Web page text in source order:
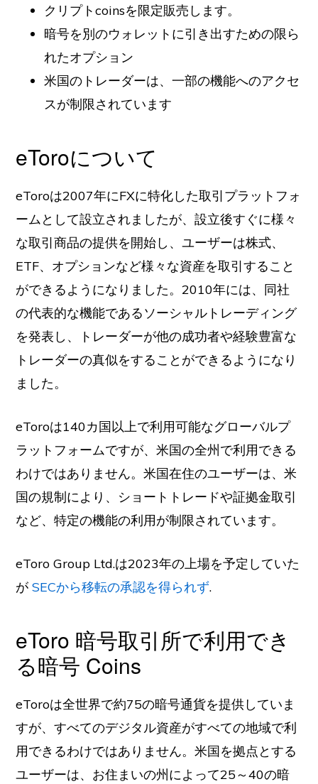
クリプトcoinsを限定販売します。
暗号を別のウォレットに引き出すための限ら
れたオプション
米国のトレーダーは、一部の機能へのアクセ
スが制限されています
eToroについて
eToroは2007年にFXに特化した取引プラットフォ
ームとして設立されましたが、設立後すぐに様々
な取引商品の提供を開始し、ユーザーは株式、
ETF、オプションなど様々な資産を取引すること
ができるようになりました。2010年には、同社
の代表的な機能であるソーシャルトレーディング
を発表し、トレーダーが他の成功者や経験豊富な
トレーダーの真似をすることができるようになり
ました。
eToroは140カ国以上で利用可能なグローバルプ
ラットフォームですが、米国の全州で利用できる
わけではありません。米国在住のユーザーは、米
国の規制により、ショートトレードや証拠金取引
など、特定の機能の利用が制限されています。
eToro Group Ltd.は2023年の上場を予定していた
がSECから移転の承認を得られず.
eToro 暗号取引所で利用でき
る暗号 Coins
eToroは全世界で約75の暗号通貨を提供していま
すが、すべてのデジタル資産がすべての地域で利
用できるわけではありません。米国を拠点とする
ユーザーは、お住まいの州によって25～40の暗